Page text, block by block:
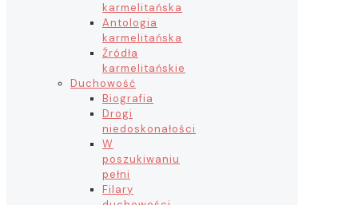
karmelitańska
Antologia
karmelitańska
Źródła
karmelitańskie
Duchowość
Biografia
Drogi
niedoskonałości
W
poszukiwaniu
pełni
Filary